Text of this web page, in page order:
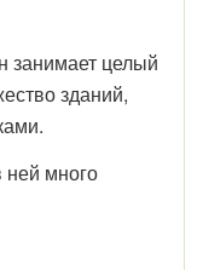
занимает целый
зданий,
много